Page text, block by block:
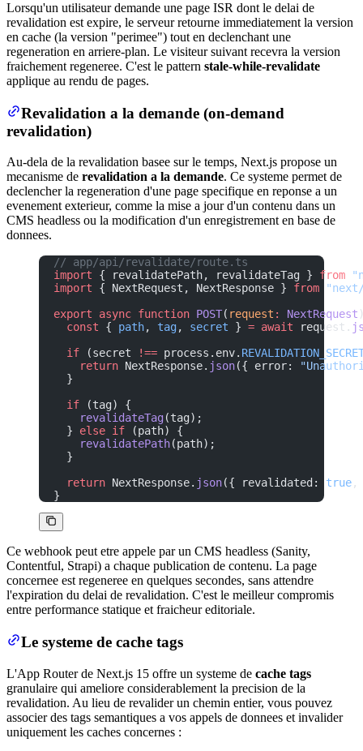
Lorsqu'un utilisateur demande une page ISR dont le delai de
revalidation est expire, le serveur retourne immediatement la version
en cache (la version "perimee") tout en declenchant une
regeneration en arriere-plan. Le visiteur suivant recevra la version
fraichement regeneree. C'est le pattern stale-while-revalidate
applique au rendu de pages.
Revalidation a la demande (on-demand
revalidation)
Au-dela de la revalidation basee sur le temps, Next.js propose un
mecanisme de revalidation a la demande. Ce systeme permet de
declencher la regeneration d'une page specifique en reponse a un
evenement exterieur, comme la mise a jour d'un contenu dans un
CMS headless ou la modification d'un enregistrement en base de
donnees.
// app/api/revalidate/route.ts
import { revalidatePath, revalidateTag } from
import { NextRequest, NextResponse } from
export async function POST( request : NextRequest
  const
{ path, tag, secret } = await request.
  if
(secret !== process.env.
    return
NextResponse. json({ error:
  }
  if
(tag) {
    revalidateTag
(tag);
  }
else if (path) {
    revalidatePath
(path);
  }
  return
NextResponse. json({ revalidated: true ,
}
Ce webhook peut etre appele par un CMS headless (Sanity,
Contentful, Strapi) a chaque publication de contenu. La page
concernee est regeneree en quelques secondes, sans attendre
l'expiration du delai de revalidation. C'est le meilleur compromis
entre performance statique et fraicheur editoriale.
Le systeme de cache tags
L'App Router de Next.js 15 offre un systeme de cache tags
granulaire qui ameliore considerablement la precision de la
revalidation. Au lieu de revalider un chemin entier, vous pouvez
associer des tags semantiques a vos appels de donnees et invalider
uniquement les caches concernes :